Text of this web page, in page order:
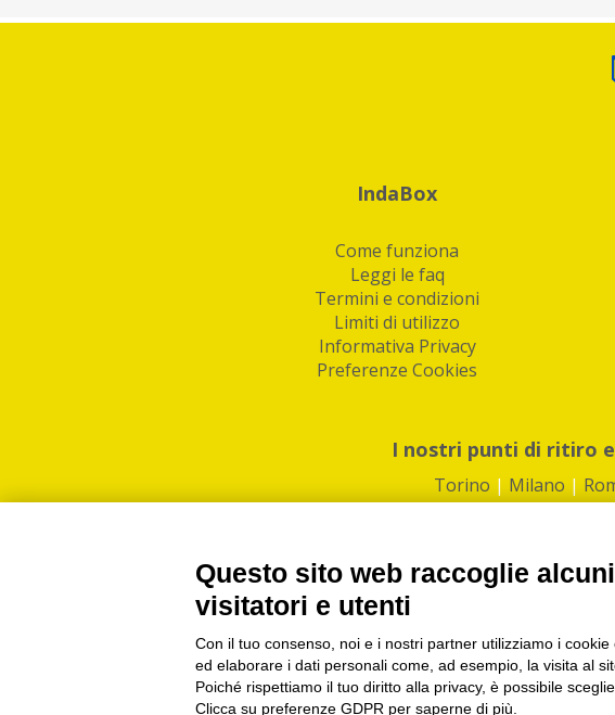
IndaBox
Come funziona
Leggi le faq
Termini e condizioni
Limiti di utilizzo
Informativa Privacy
Preferenze Cookies
I nostri punti di ritiro
Torino | Milano |
PI/CF/N°Iscr.: 10821360012 | REA: RM
IndaBox | Oltre 11.500 punti di ritiro tra Bar,
Questo sito web raccoglie
visitatori e utenti
Con il tuo consenso, noi e i nostri partner utilizziamo i
ed elaborare i dati personali come, ad esempio, la visita al
Poiché rispettiamo il tuo diritto alla privacy, è possibile
Clicca su preferenze GDPR per saperne di più.